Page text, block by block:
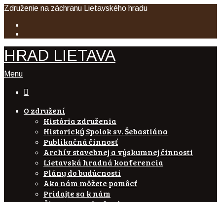
Združenie na záchranu Lietavského hradu
HRAD LIETAVA
Menu

O združení
História združenia
Historický Spolok sv. Šebastiána
Publikačná činnosť
Archív stavebnej a výskumnej činnosti
Lietavská hradná konferencia
Plány do budúcnosti
Ako nám môžete pomôcť
Pridajte sa k nám